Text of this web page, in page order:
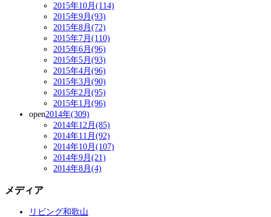
2015年10月(114)
2015年9月(93)
2015年8月(72)
2015年7月(110)
2015年6月(96)
2015年5月(93)
2015年4月(96)
2015年3月(90)
2015年2月(95)
2015年1月(96)
open2014年(309)
2014年12月(85)
2014年11月(92)
2014年10月(107)
2014年9月(21)
2014年8月(4)
メディア
リビング和歌山